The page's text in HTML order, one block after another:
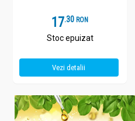
17.3 RON
Stoc epuizat
Vezi detalii